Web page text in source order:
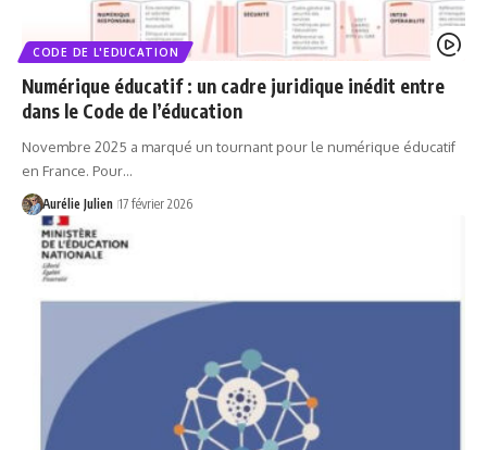
CODE DE L'EDUCATION
Numérique éducatif : un cadre juridique inédit entre
dans le Code de l’éducation
Novembre 2025 a marqué un tournant pour le numérique éducatif
en France. Pour…
Aurélie Julien 17 février 2026